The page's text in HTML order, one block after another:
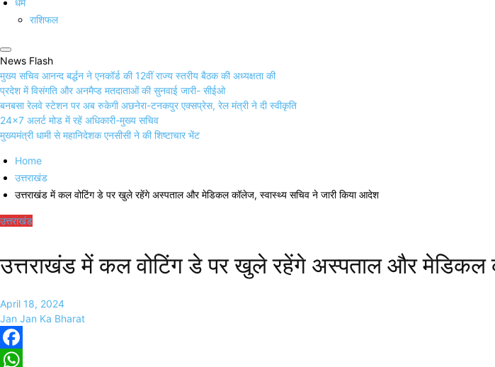
धर्म
राशिफल
News Flash
मुख्य सचिव आनन्द बर्द्धन ने एनकॉर्ड की 12वीं राज्य स्तरीय बैठक की अध्यक्षता की
प्रदेश में विसंगति और अनमैप्ड मतदाताओं की सुनवाई जारी- सीईओ
बनबसा रेलवे स्टेशन पर अब रुकेगी अछनेरा-टनकपुर एक्सप्रेस, रेल मंत्री ने दी स्वीकृति
24×7 अलर्ट मोड में रहें अधिकारी-मुख्य सचिव
मुख्यमंत्री धामी से महानिदेशक एनसीसी ने की शिष्टाचार भेंट
Home
उत्तराखंड
उत्तराखंड में कल वोटिंग डे पर खुले रहेंगे अस्पताल और मेडिकल कॉलेज, स्वास्थ्य सचिव ने जारी किया आदेश
उत्तराखंड
उत्तराखंड में कल वोटिंग डे पर खुले रहेंगे अस्पताल और मेडिकल
April 18, 2024
Jan Jan Ka Bharat
Facebook